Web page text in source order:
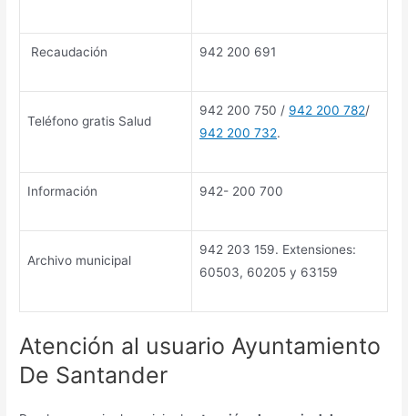
Recaudación 942 200 691
Teléfono gratis Salud
942 200 750 / 942 200 782/
942 200 732.
Información 942- 200 700
Archivo municipal
942 203 159. Extensiones:
60503, 60205 y 63159
Atención al usuario Ayuntamiento
De Santander